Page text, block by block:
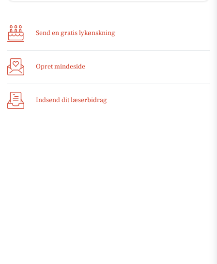
Send en gratis lykønskning
Opret mindeside
Indsend dit læserbidrag